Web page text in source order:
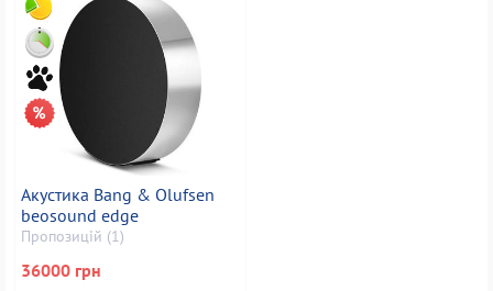
Акустика Bang & Olufsen
beosound edge
Пропозицій (1)
36000 грн